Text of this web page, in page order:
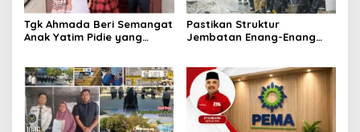
Tgk Ahmada Beri Semangat
Anak Yatim Pidie yang
Pastikan Struktur
Jembatan Enang-Enang
Keselamatan Warga di
Atas Segalanya